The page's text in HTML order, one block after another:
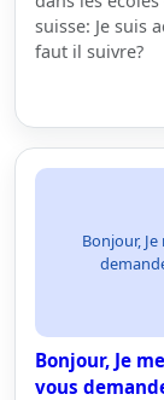
suisse: Je suis
faut il suivre?
Bonjour,
Bonjour, Je
vous